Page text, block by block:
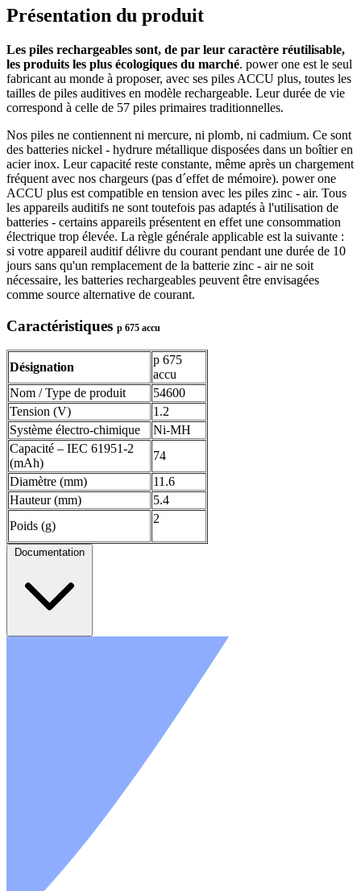
Présentation du produit
Les piles rechargeables sont, de par leur caractère réutilisable,
les produits les plus écologiques du marché. power one est le seul
fabricant au monde à proposer, avec ses piles ACCU plus, toutes les
tailles de piles auditives en modèle rechargeable. Leur durée de vie
correspond à celle de 57 piles primaires traditionnelles.
Nos piles ne contiennent ni mercure, ni plomb, ni cadmium. Ce sont
des batteries nickel - hydrure métallique disposées dans un boîtier en
acier inox. Leur capacité reste constante, même après un chargement
fréquent avec nos chargeurs (pas d´effet de mémoire). power one
ACCU plus est compatible en tension avec les piles zinc - air. Tous
les appareils auditifs ne sont toutefois pas adaptés à l'utilisation de
batteries - certains appareils présentent en effet une consommation
électrique trop élevée. La règle générale applicable est la suivante :
si votre appareil auditif délivre du courant pendant une durée de 10
jours sans qu'un remplacement de la batterie zinc - air ne soit
nécessaire, les batteries rechargeables peuvent être envisagées
comme source alternative de courant.
Caractéristiques p 675 accu
Désignation
p 675
accu
Nom / Type de produit
54600
Tension (V)
1.2
Système électro-chimique
Ni-MH
Capacité – IEC 61951-2
(mAh)
74
Diamètre (mm)
11.6
Hauteur (mm)
5.4
Poids (g)
2
Documentation